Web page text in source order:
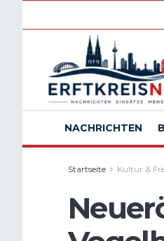
NACHRICHTEN
Startseite Kultur &